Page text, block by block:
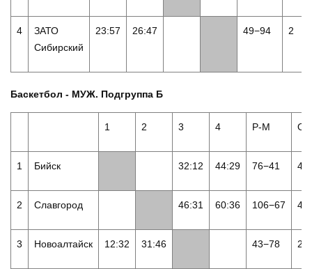
4
ЗАТО
Сибирский
23:57 26:47 49−94 2
Баскетбол - МУЖ. Подгруппа Б
1 2 3 4 Р-М О
1 Бийск 32:12 44:29 76−41 4
2 Славгород 46:31 60:36 106−67 4
3 Новоалтайск 12:32 31:46 43−78 2